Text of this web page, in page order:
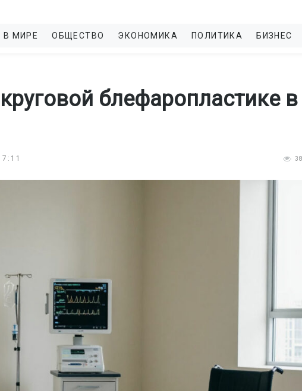
В МИРЕ ОБЩЕСТВО ЭКОНОМИКА ПОЛИТИКА БИЗНЕС
блефаропластике в